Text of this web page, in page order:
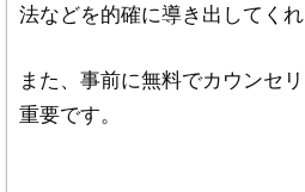
法などを的確に導き出してくれ
また、事前に無料でカウンセ
重要です。